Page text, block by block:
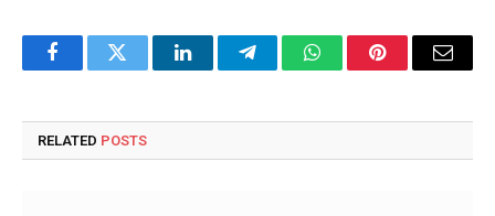
FacebookTwitter LinkedInTelegramWhatsAppPinterestEmail
RELATED POSTS